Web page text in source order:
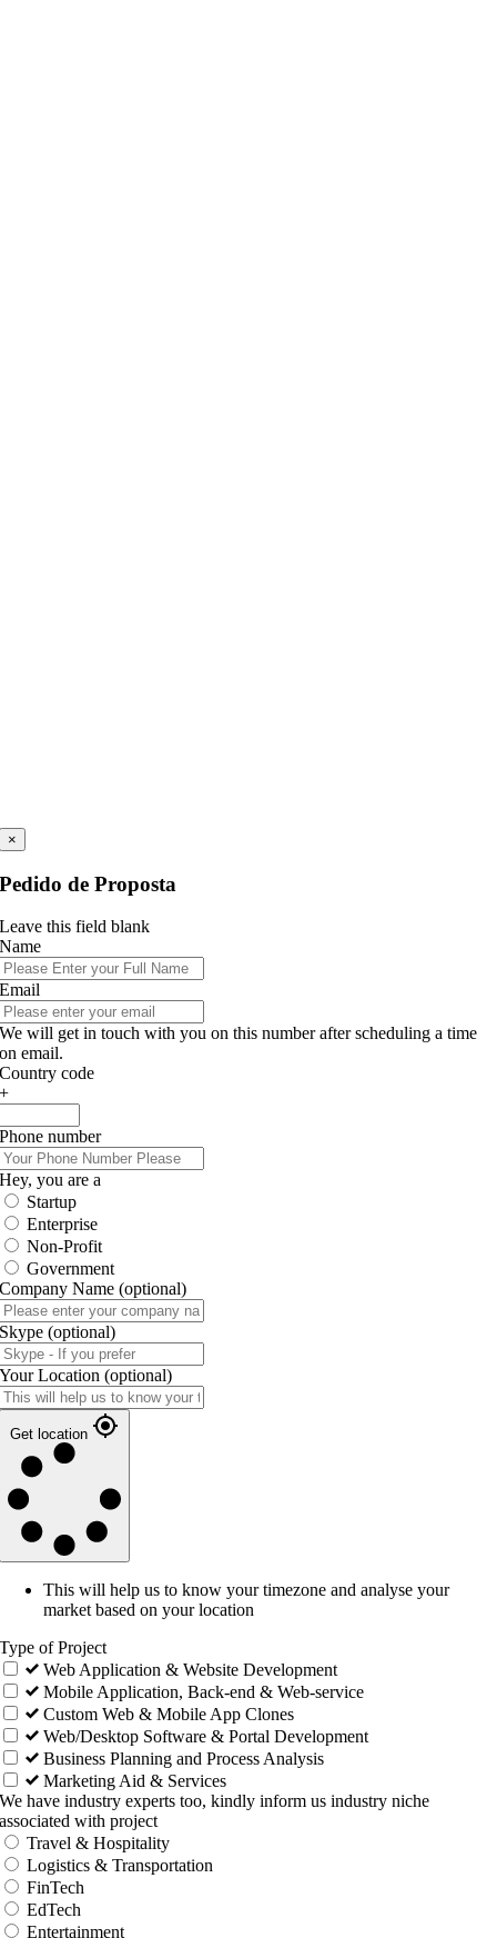
×
Pedido de Proposta
Leave this field blank
Name
Email
We will get in touch with you on this number after scheduling a time
on email.
Country code
+
Phone number
Hey, you are a
Startup
Enterprise
Non-Profit
Government
Company Name (optional)
Skype (optional)
Your Location (optional)
Get location
This will help us to know your timezone and analyse your
market based on your location
Type of Project
Web Application & Website Development
Mobile Application, Back-end & Web-service
Custom Web & Mobile App Clones
Web/Desktop Software & Portal Development
Business Planning and Process Analysis
Marketing Aid & Services
We have industry experts too, kindly inform us industry niche
associated with project
Travel & Hospitality
Logistics & Transportation
FinTech
EdTech
Entertainment